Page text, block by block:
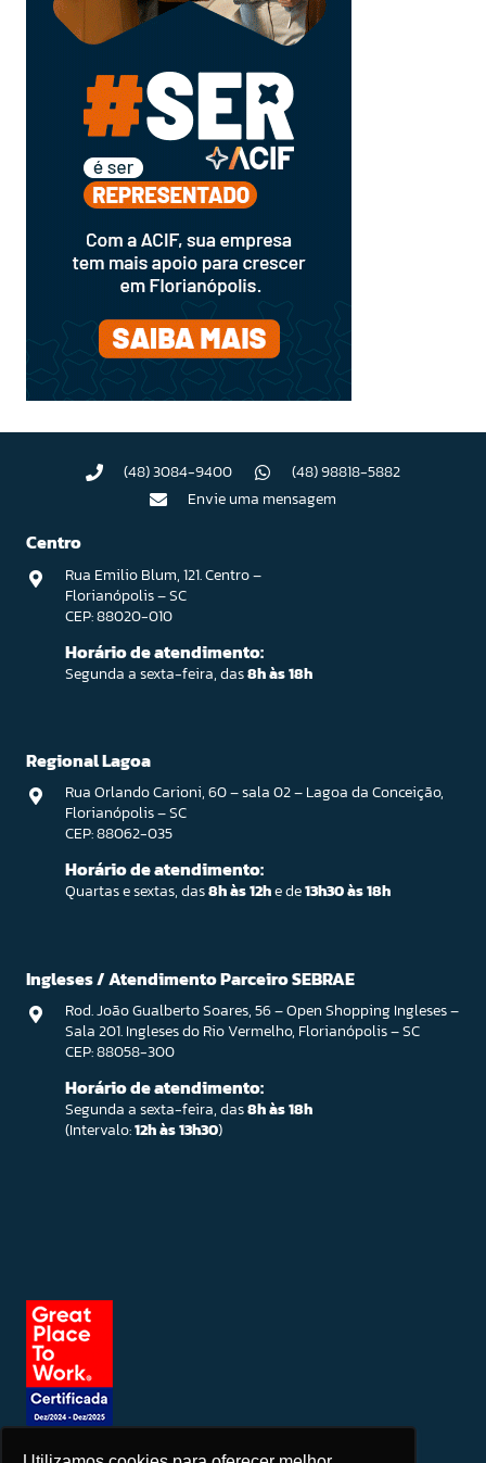
(48) 3084-9400
(48) 98818-5882
Envie uma mensagem
Centro
Rua Emilio Blum, 121. Centro –
Florianópolis – SC
CEP: 88020-010
Horário de atendimento:
Segunda a sexta-feira, das8h às 18h
Regional Lagoa
Rua Orlando Carioni, 60 – sala 02 – Lagoa da Conceição,
Florianópolis – SC
CEP: 88062-035
Horário de atendimento:
Quartas e sextas, das8h às 12he de13h30 às 18h
Ingleses / Atendimento Parceiro SEBRAE
Rod. João Gualberto Soares, 56 – Open Shopping Ingleses –
Sala 201. Ingleses do Rio Vermelho, Florianópolis – SC
CEP: 88058-300
Horário de atendimento:
Segunda a sexta-feira, das8h às 18h
(Intervalo:12h às 13h30)